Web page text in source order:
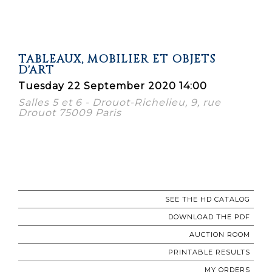
TABLEAUX, MOBILIER ET OBJETS
D'ART
Tuesday 22 September 2020 14:00
Salles 5 et 6 - Drouot-Richelieu, 9, rue
Drouot 75009 Paris
SEE THE HD CATALOG
DOWNLOAD THE PDF
AUCTION ROOM
PRINTABLE RESULTS
MY ORDERS